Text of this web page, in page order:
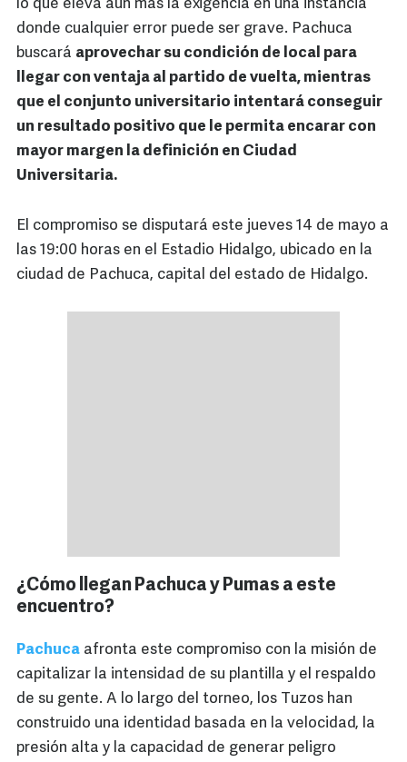
lo que eleva aún más la exigencia en una instancia
donde cualquier error puede ser grave. Pachuca
buscará aprovechar su condición de local para
llegar con ventaja al partido de vuelta, mientras
que el conjunto universitario intentará conseguir
un resultado positivo que le permita encarar con
mayor margen la definición en Ciudad
Universitaria.
El compromiso se disputará este jueves 14 de mayo a
las 19:00 horas en el Estadio Hidalgo, ubicado en la
ciudad de Pachuca, capital del estado de Hidalgo.
¿Cómo llegan Pachuca y Pumas a este
encuentro?
Pachuca afronta este compromiso con la misión de
capitalizar la intensidad de su plantilla y el respaldo
de su gente. A lo largo del torneo, los Tuzos han
construido una identidad basada en la velocidad, la
presión alta y la capacidad de generar peligro